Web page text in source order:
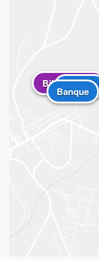
Banque
Banque
Bibliothèque